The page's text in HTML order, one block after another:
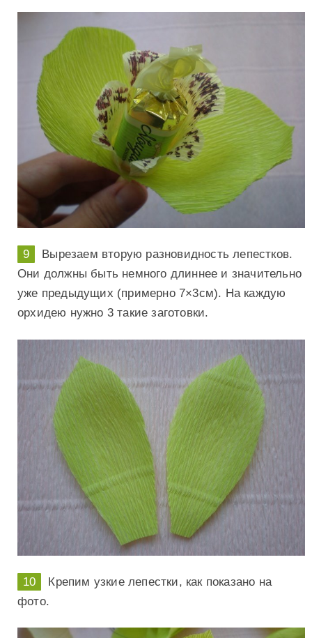
Вырезаем вторую разновидность лепестков.
Они должны быть немного длиннее и значительно
уже предыдущих (примерно 7×3см). На каждую
орхидею нужно 3 такие заготовки.
Крепим узкие лепестки, как показано на
фото.